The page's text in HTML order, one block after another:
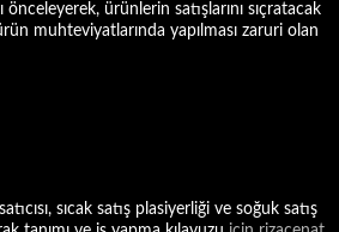
önceleyerek, ürünlerin satışlarını sıçratacak
muhteviyatlarında yapılması zaruri olan
sıcak satış plasiyerliği ve soğuk satış